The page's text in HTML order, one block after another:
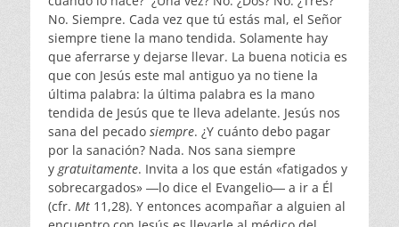
No. Siempre. Cada vez que tú estás mal, el Señor
siempre tiene la mano tendida. Solamente hay
que aferrarse y dejarse llevar. La buena noticia es
que con Jesús este mal antiguo ya no tiene la
última palabra: la última palabra es la mano
tendida de Jesús que te lleva adelante. Jesús nos
sana del pecado siempre. ¿Y cuánto debo pagar
por la sanación? Nada. Nos sana siempre
y gratuitamente. Invita a los que están «fatigados y
sobrecargados» ―lo dice el Evangelio― a ir a Él
(cfr. Mt 11,28). Y entonces acompañar a alguien al